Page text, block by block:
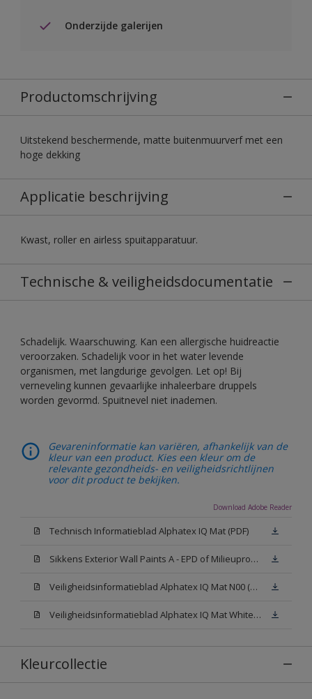
Onderzijde galerijen
Productomschrijving
Uitstekend beschermende, matte buitenmuurverf met een
hoge dekking
Applicatie beschrijving
Kwast, roller en airless spuitapparatuur.
Technische & veiligheidsdocumentatie
Schadelijk. Waarschuwing. Kan een allergische huidreactie
veroorzaken. Schadelijk voor in het water levende
organismen, met langdurige gevolgen. Let op! Bij
verneveling kunnen gevaarlijke inhaleerbare druppels
worden gevormd. Spuitnevel niet inademen.
Gevareninformatie kan variëren, afhankelijk van de
kleur van een product. Kies een kleur om de
relevante gezondheids- en veiligheidsrichtlijnen
voor dit product te bekijken.
Download Adobe Reader
Technisch Informatieblad Alphatex IQ Mat (PDF)
Sikkens Exterior Wall Paints A - EPD of Milieuproductverklaring
Veiligheidsinformatieblad Alphatex IQ Mat N00 (MSDS)
Veiligheidsinformatieblad Alphatex IQ Mat White W05 (MSDS)
Kleurcollectie